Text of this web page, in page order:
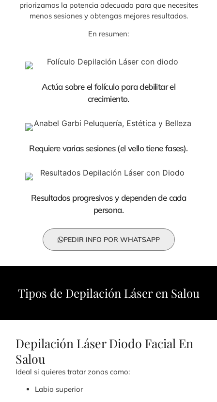
priorizamos la potencia adecuada para que necesites
menos sesiones y obtengas mejores resultados.
En resumen:
Actúa sobre el folículo para debilitar el
crecimiento.
Requiere varias sesiones (el vello tiene fases).
Resultados progresivos y dependen de cada
persona.
PEDIR INFO POR WHATSAPP
Tipos de Depilación Láser en Salou
Depilación Láser Diodo Facial En
Salou
Ideal si quieres tratar zonas como:
Labio superior